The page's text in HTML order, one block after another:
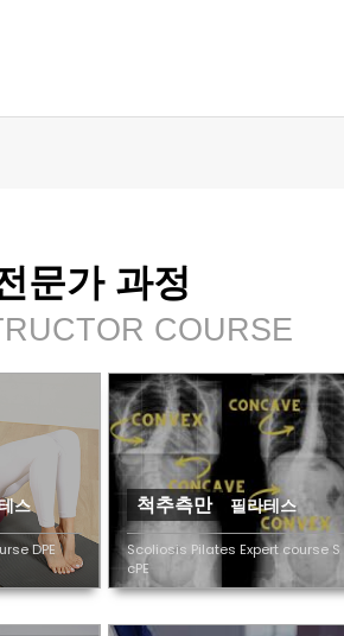
문가 과정
COURSE
스
DPE
척추측만 필라테스
Scoliosis Pilates Expert course S
cPE